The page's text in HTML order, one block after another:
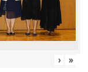
› »